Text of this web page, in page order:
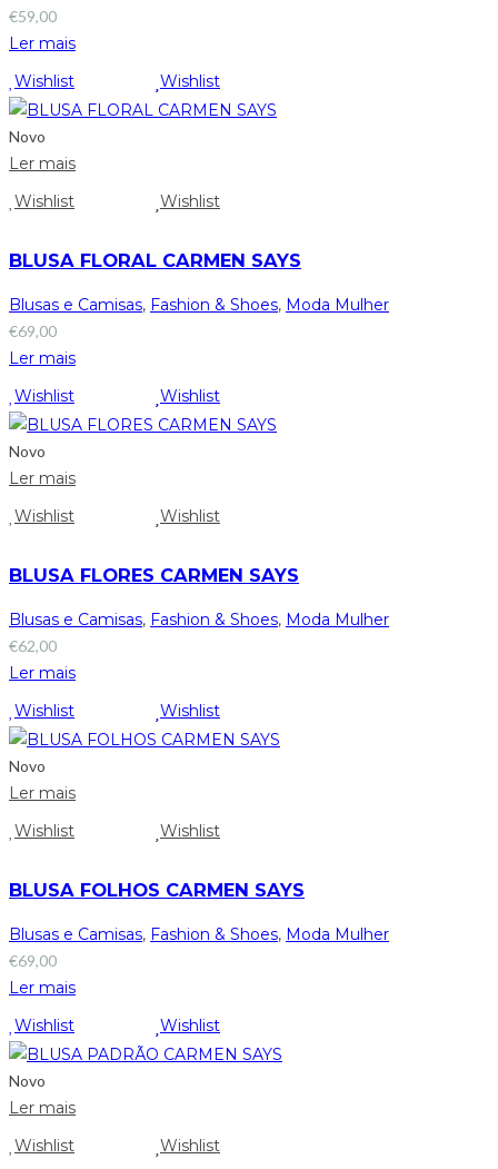
€59,00
Ler mais
Wishlist
Wishlist
Novo
Ler mais
Wishlist
Wishlist
BLUSA FLORAL CARMEN SAYS
Blusas e Camisas, Fashion & Shoes, Moda Mulher
€69,00
Ler mais
Wishlist
Wishlist
Novo
Ler mais
Wishlist
Wishlist
BLUSA FLORES CARMEN SAYS
Blusas e Camisas, Fashion & Shoes, Moda Mulher
€62,00
Ler mais
Wishlist
Wishlist
Novo
Ler mais
Wishlist
Wishlist
BLUSA FOLHOS CARMEN SAYS
Blusas e Camisas, Fashion & Shoes, Moda Mulher
€69,00
Ler mais
Wishlist
Wishlist
Novo
Ler mais
Wishlist
Wishlist